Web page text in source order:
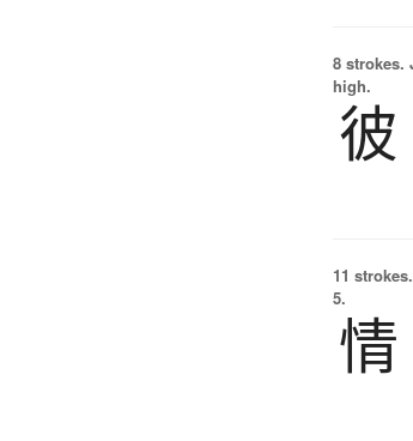
8 strokes.
high.
彼
11 strokes.
5.
情